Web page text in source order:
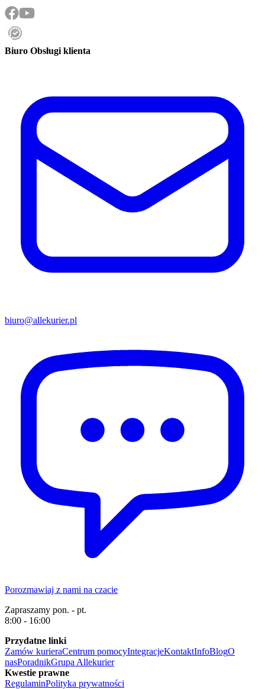
Biuro Obsługi klienta
biuro@allekurier.pl
Porozmawiaj z nami na czacie
Zapraszamy pon. - pt.
8:00 - 16:00
Przydatne linki
Zamów kurieraCentrum pomocyIntegracjeKontaktInfoBlogO
nasPoradnikGrupa Allekurier
Kwestie prawne
RegulaminPolityka prywatności